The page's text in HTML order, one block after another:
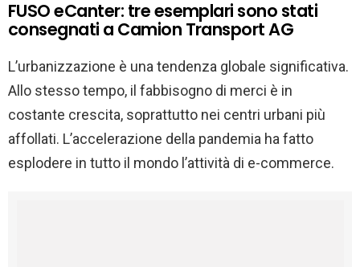
FUSO eCanter: tre esemplari sono stati
consegnati a Camion Transport AG
L’urbanizzazione è una tendenza globale significativa.
Allo stesso tempo, il fabbisogno di merci è in
costante crescita, soprattutto nei centri urbani più
affollati. L’accelerazione della pandemia ha fatto
esplodere in tutto il mondo l’attività di e-commerce.